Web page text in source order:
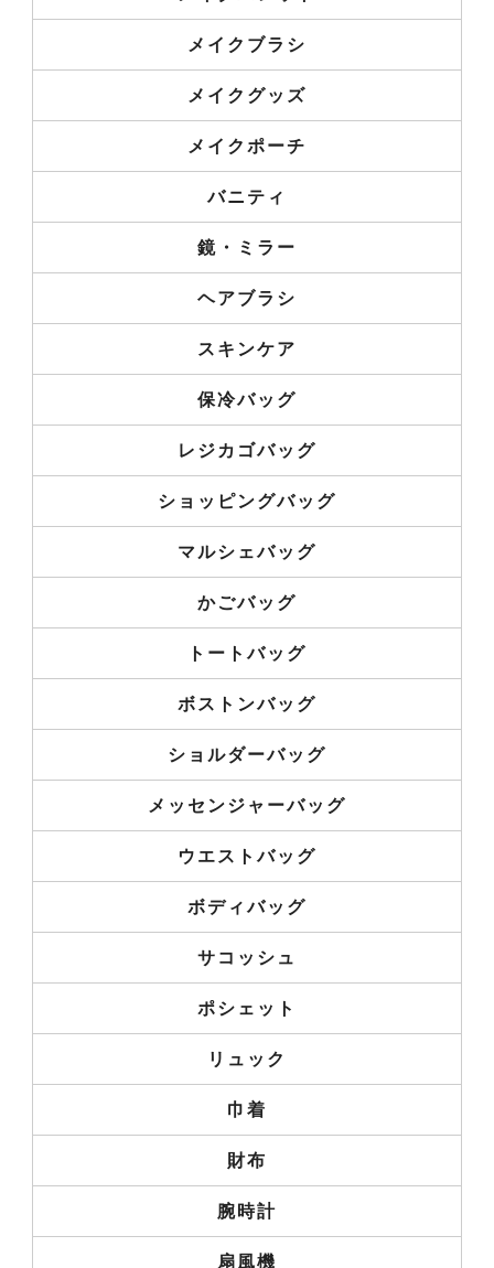
メイクブラシ
メイクグッズ
メイクポーチ
バニティ
鏡・ミラー
ヘアブラシ
スキンケア
保冷バッグ
レジカゴバッグ
ショッピングバッグ
マルシェバッグ
かごバッグ
トートバッグ
ボストンバッグ
ショルダーバッグ
メッセンジャーバッグ
ウエストバッグ
ボディバッグ
サコッシュ
ポシェット
リュック
巾着
財布
腕時計
扇風機